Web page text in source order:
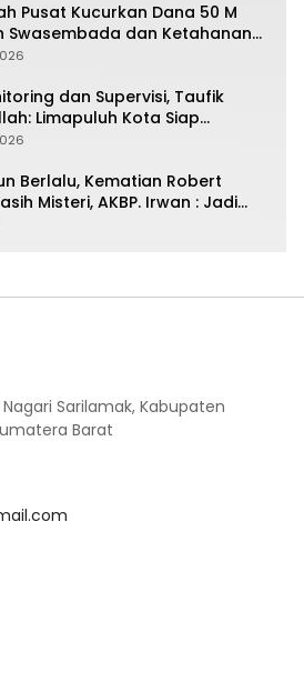
Pusat Kucurkan Dana 50 M
Swasembada dan Ketahanan
Kabupaten 50 Kota
dan Supervisi, Taufik
Limapuluh Kota Siap
Terbaiknya Pada Porprov
Berlalu, Kematian Robert
Misteri, AKBP. Irwan : Jadi
Sarilamak, Kabupaten
Barat